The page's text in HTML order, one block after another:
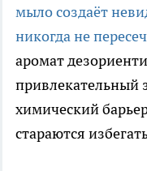
мыло создаёт
никогда не
аромат
привлекательный
химический
стараются